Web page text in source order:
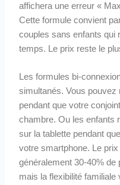
affichera une erreur «
Cette formule convient
couples sans enfants qui
temps. Le prix reste le
Les formules bi-
simultanés. Vous pouvez
pendant que votre
chambre. Ou les enfants
sur la tablette pendant
votre smartphone. Le
généralement 30-40% de
mais la flexibilité